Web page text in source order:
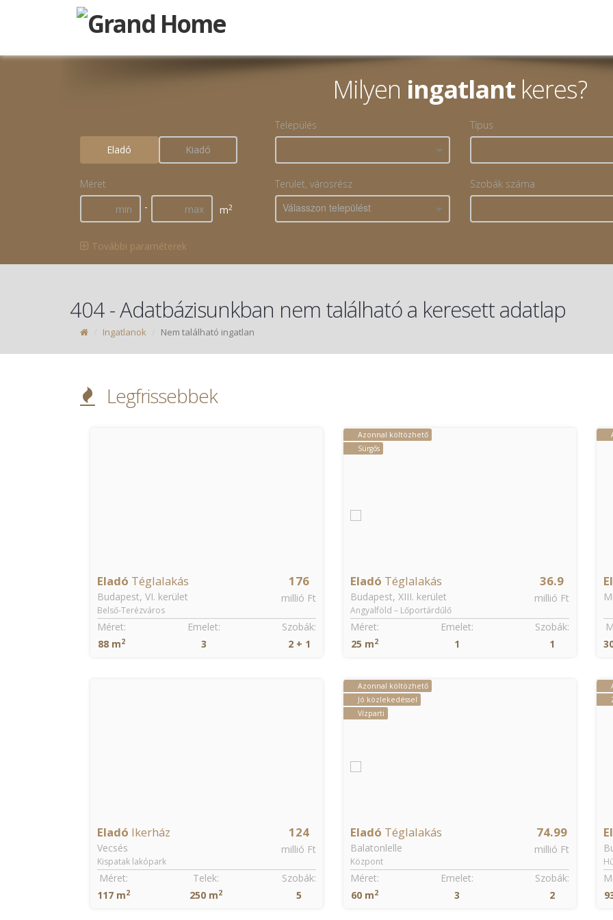
Milyen ingatlant keres?
Eladó Kiadó
Település Típus
Méret
-
m2
Terület, városrész
Válasszon települést
Szobák száma
További paraméterek
404 - Adatbázisunkban nem található a keresett adatlap
Ingatlanok Nem található ingatlan
Legfrissebbek
36.9
millió Ft
Eladó Téglalakás
Budapest, XIII. kerület
Angyalföld – Lőportárdűlő
Szobák:
1
Méret:
25 m2
Emelet:
1
74.99
millió Ft
Eladó Téglalakás
Balatonlelle
Központ
Szobák:
2
Méret:
60 m2
Emelet:
3
Azonnal költözhető
49
millió Ft
Eladó Telephely
Miskolc
Szobák:
4
Méret:
300 m
Telek:
1 577 m
Azonnal költözhető
Zöldövezeti
265
millió Ft
Eladó Téglalakás
Budapest, II. kerület
Hűvösvölgy
Szobák:
3
Méret:
93 m2
Emelet:
3